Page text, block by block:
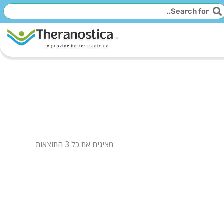
חיפוש
מציגים את כל ⁦3⁩ התוצאות